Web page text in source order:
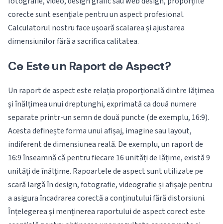
corecte sunt esențiale pentru un aspect profesional.
Calculatorul nostru face ușoară scalarea și ajustarea
dimensiunilor fără a sacrifica calitatea.
Ce Este un Raport de Aspect?
Un raport de aspect este relația proporțională dintre lățimea
și înălțimea unui dreptunghi, exprimată ca două numere
separate printr-un semn de două puncte (de exemplu, 16:9).
Acesta definește forma unui afișaj, imagine sau layout,
indiferent de dimensiunea reală. De exemplu, un raport de
16:9 înseamnă că pentru fiecare 16 unități de lățime, există 9
unități de înălțime. Rapoartele de aspect sunt utilizate pe
scară largă în design, fotografie, videografie și afișaje pentru
a asigura încadrarea corectă a conținutului fără distorsiuni.
Înțelegerea și menținerea raportului de aspect corect este